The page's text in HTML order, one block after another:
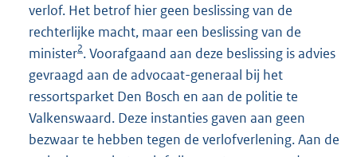
verlof. Het betrof hier geen beslissing van de
rechterlijke macht, maar een beslissing van de
minister2. Voorafgaand aan deze beslissing is advies
gevraagd aan de advocaat-generaal bij het
ressortsparket Den Bosch en aan de politie te
Valkenswaard. Deze instanties gaven aan geen
bezwaar te hebben tegen de verlofverlening. Aan de